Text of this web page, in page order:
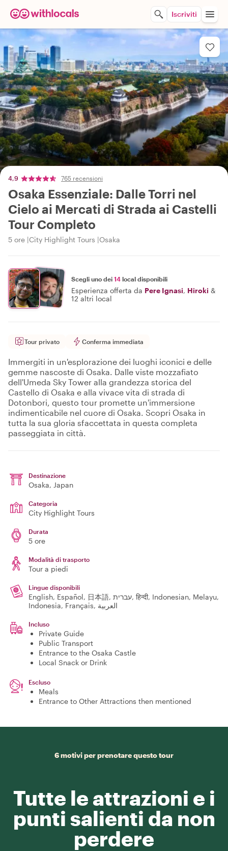
Iscriviti
4,9 765 recensioni
Osaka Essenziale: Dalle Torri nel
Cielo ai Mercati di Strada ai Castelli
Tour Completo
5 ore City Highlight Tours Osaka
Scegli uno dei 14 local disponibili
Esperienza offerta da Pere Ignasi, Hiroki &
12 altri local
Tour privato Conferma immediata
Immergiti in un'esplorazione dei luoghi iconici e delle
gemme nascoste di Osaka. Dalle viste mozzafiato
dell'Umeda Sky Tower alla grandezza storica del
Castello di Osaka e alla vivace vita di strada di
Dotonbori, questo tour promette un'immersione
indimenticabile nel cuore di Osaka. Scopri Osaka in
tutta la sua gloria sfaccettata in questa completa
passeggiata in città.
Destinazione
Osaka, Japan
Categoria
City Highlight Tours
Durata
5 ore
Modalità di trasporto
Tour a piedi
Lingue disponibili
English, Español, 日本語, עברית, हिन्दी, Indonesian, Melayu,
Indonesia, Français, العربية
Incluso
Private Guide
Public Transport
Entrance to the Osaka Castle
Local Snack or Drink
Escluso
Meals
Entrance to Other Attractions then mentioned
6 motivi per prenotare questo tour
Tutte le attrazioni e i
punti salienti da non
perdere